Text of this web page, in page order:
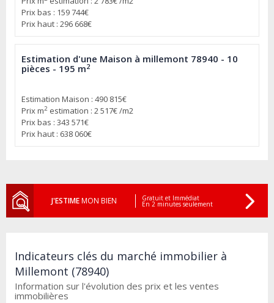
Prix bas : 159 744€
Prix haut : 296 668€
Estimation d'une Maison à millemont 78940 - 10
pièces - 195 m2
Estimation Maison : 490 815€
Prix m2 estimation : 2 517€ /m2
Prix bas : 343 571€
Prix haut : 638 060€
J'ESTIMEMON BIEN Gratuit et Immédiat
En 2 minutes seulement
Indicateurs clés du marché immobilier à
Millemont (78940)
Information sur l'évolution des prix et les ventes
immobilières